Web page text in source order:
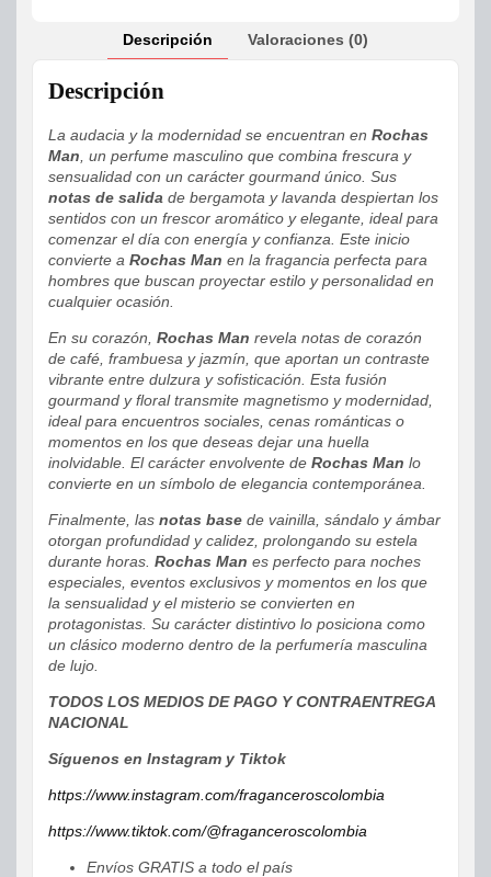
Descripción Valoraciones (0)
Descripción
La audacia y la modernidad se encuentran en Rochas
Man, un perfume masculino que combina frescura y
sensualidad con un carácter gourmand único. Sus
notas de salida de bergamota y lavanda despiertan los
sentidos con un frescor aromático y elegante, ideal para
comenzar el día con energía y confianza. Este inicio
convierte a Rochas Man en la fragancia perfecta para
hombres que buscan proyectar estilo y personalidad en
cualquier ocasión.
En su corazón, Rochas Man revela notas de corazón
de café, frambuesa y jazmín, que aportan un contraste
vibrante entre dulzura y sofisticación. Esta fusión
gourmand y floral transmite magnetismo y modernidad,
ideal para encuentros sociales, cenas románticas o
momentos en los que deseas dejar una huella
inolvidable. El carácter envolvente de Rochas Man lo
convierte en un símbolo de elegancia contemporánea.
Finalmente, las notas base de vainilla, sándalo y ámbar
otorgan profundidad y calidez, prolongando su estela
durante horas. Rochas Man es perfecto para noches
especiales, eventos exclusivos y momentos en los que
la sensualidad y el misterio se convierten en
protagonistas. Su carácter distintivo lo posiciona como
un clásico moderno dentro de la perfumería masculina
de lujo.
TODOS LOS MEDIOS DE PAGO Y CONTRAENTREGA
NACIONAL
Síguenos en Instagram y Tiktok
https://www.instagram.com/fraganceroscolombia
https://www.tiktok.com/@fraganceroscolombia
Envíos GRATIS a todo el país